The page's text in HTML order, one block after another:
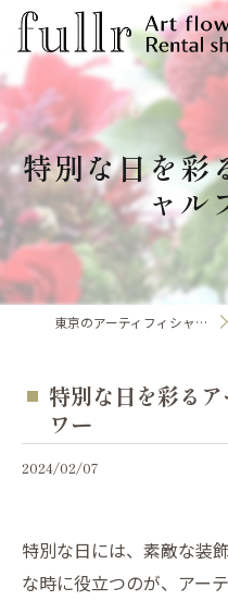
特別な日を彩
ャル
東京のアーティフィシャルフラワーならfullr
特別な日を彩る
ワー
2024/02/07
特別な日には、素敵な装
な時に役立つのが、アー